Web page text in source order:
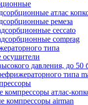
атлас
ремеза
ceccato
comprag
типа
давления, до 50
типа
компрессоры атлас-
компрессоры airman